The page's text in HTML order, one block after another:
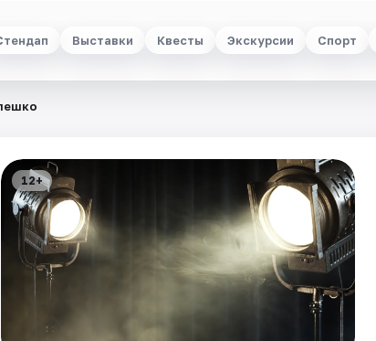
Выставки Квесты Экскурсии Спорт
12+